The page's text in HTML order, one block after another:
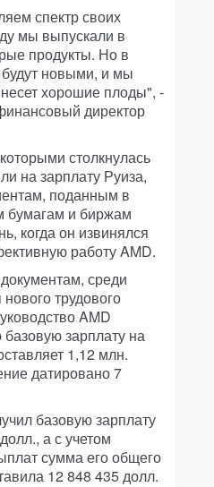
спектр своих
мы выпускали в
продукты. Но в
новыми, и мы
хорошие плоды", -
директор
столкнулась
на зарплату Руиза,
поданным в
бумагам и биржам
когда он извинялся
работу AMD.
среди
трудового
AMD
зарплату на
1,12 млн.
датировано 7
базовую зарплату
а с учетом
сумма его общего
12 848 435 долл.